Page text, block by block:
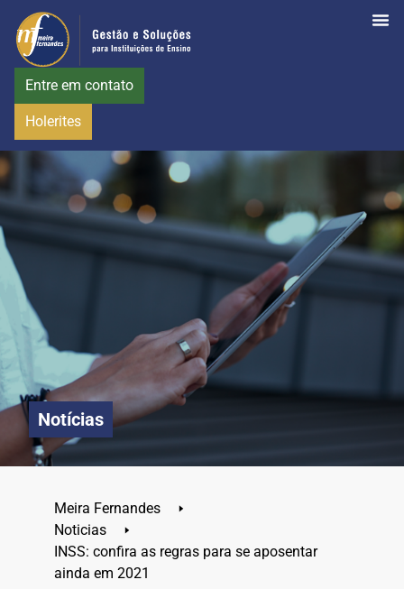
Entre em contato
Holerites
Notícias
Meira Fernandes
🢒
Noticias
🢒
INSS: confira as regras para se aposentar
ainda em 2021